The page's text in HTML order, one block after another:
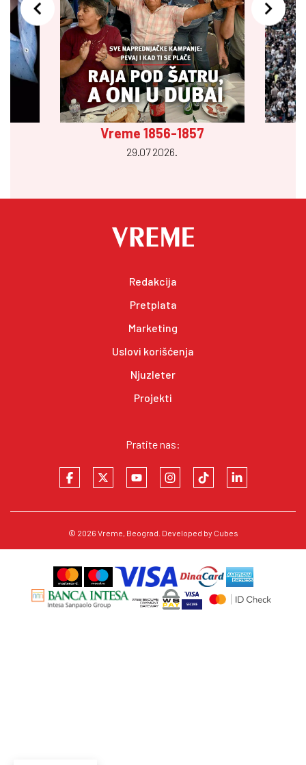
Vreme 1856-1857
29.07 2026.
Redakcija
Pretplata
Marketing
Uslovi korišćenja
Njuzleter
Projekti
Pratite nas:
© 2026 Vreme, Beograd. Developed by Cubes